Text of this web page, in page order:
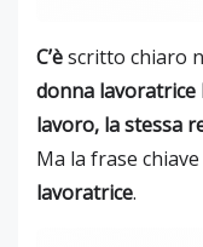
C’èscritto chiaro
donna lavoratrice
lavoro, la stessa
Ma la frase chiave
lavoratrice.